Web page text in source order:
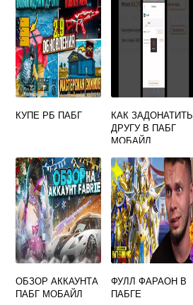
КУПЕ РБ ПАБГ
КАК ЗАДОНАТИТЬ
ДРУГУ В ПАБГ
МОБАЙЛ
ОБЗОР АККАУНТА
ПАБГ МОБАЙЛ
ФУЛЛ ФАРАОН В
ПАБГЕ